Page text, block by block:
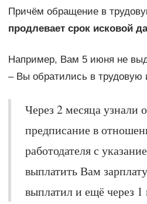
Причём обращение в
продлевает срок исковой
Например, Вам 5 июня не
– Вы обратились в трудовую
Через 2 месяца узнали
предписание в
работодателя с
выплатить Вам
выплатил и ещё через